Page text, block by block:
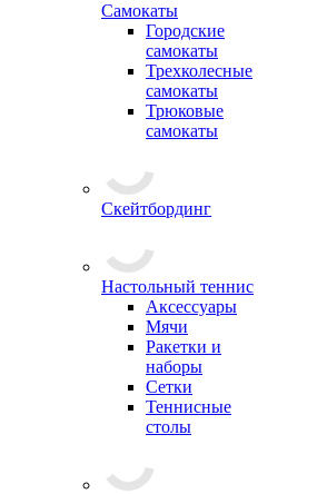
Самокаты
Городские
самокаты
Трехколесные
самокаты
Трюковые
самокаты
Скейтбординг
Настольный теннис
Аксессуары
Мячи
Ракетки и
наборы
Сетки
Теннисные
столы